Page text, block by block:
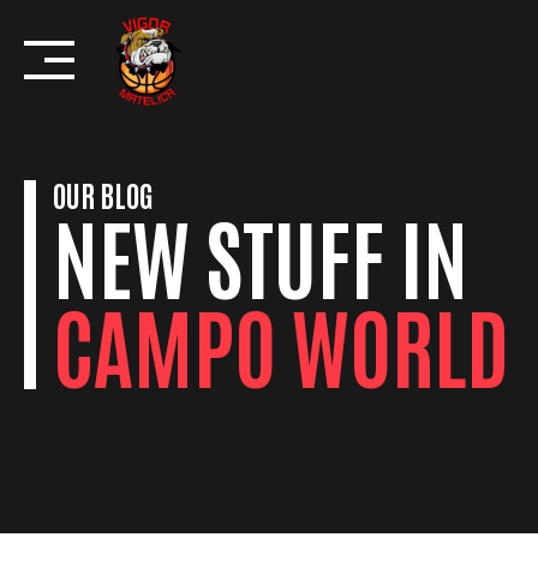
content
OUR BLOG
NEW STUFF IN
CAMPO WORLD